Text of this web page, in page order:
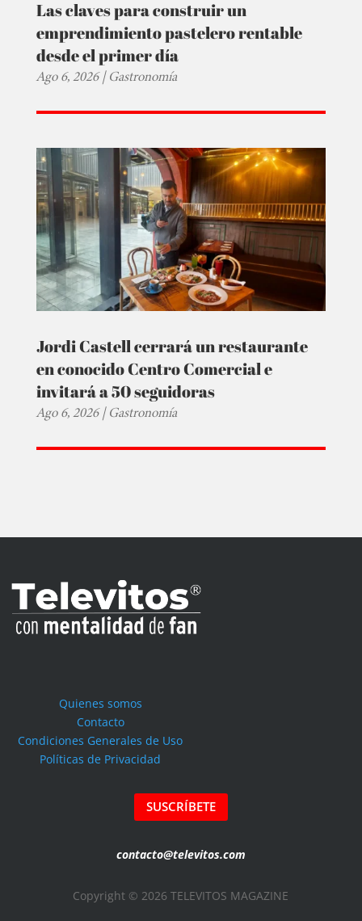
Las claves para construir un
emprendimiento pastelero rentable
desde el primer día
Ago 6, 2026|Gastronomía
Jordi Castell cerrará un restaurante
en conocido Centro Comercial e
invitará a 50 seguidoras
Ago 6, 2026|Gastronomía
Quienes somos
Contacto
Condiciones Generales de Uso
Políticas de Privacidad
SUSCRÍBETE
contacto@televitos.com
Copyright © 2026 TELEVITOS MAGAZINE